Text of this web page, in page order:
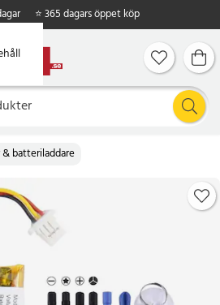
⭐ 365 dagars öppet köp
batteriladdare